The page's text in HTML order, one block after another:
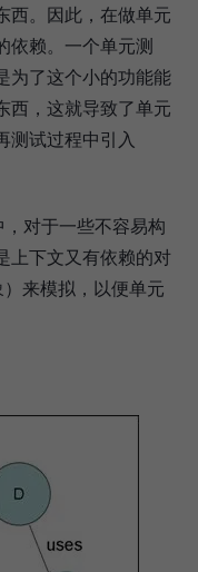
西。因此，在做单元
依赖。一个单元测
为了这个小的功能能
西，这就导致了单元
测试过程中引入
对于一些不容易构
上下文又有依赖的对
来模拟，以便单元